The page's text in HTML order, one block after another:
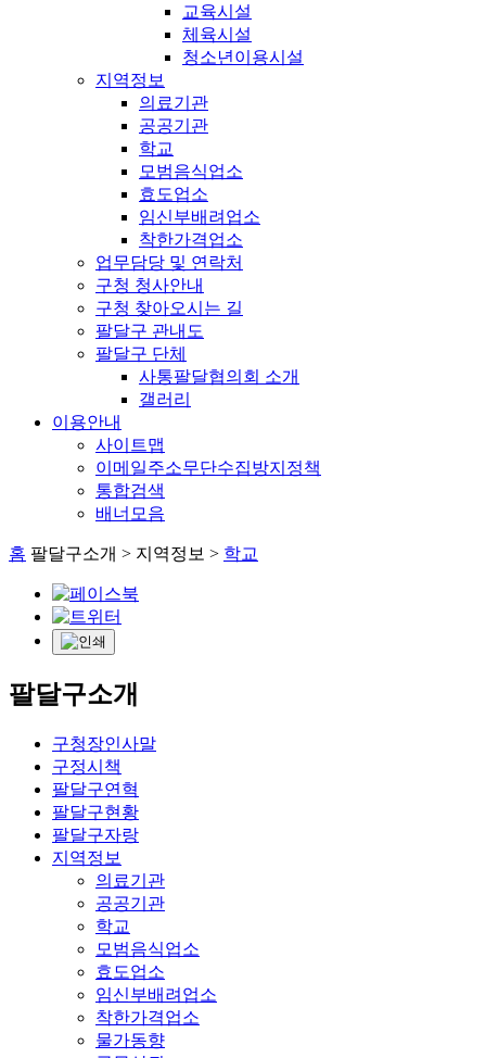
교육시설
체육시설
청소년이용시설
지역정보
의료기관
공공기관
학교
모범음식업소
효도업소
임신부배려업소
착한가격업소
업무담당 및 연락처
구청 청사안내
구청 찾아오시는 길
팔달구 관내도
팔달구 단체
사통팔달협의회 소개
갤러리
이용안내
사이트맵
이메일주소무단수집방지정책
통합검색
배너모음
홈 팔달구소개 > 지역정보 > 학교
팔달구소개
구청장인사말
구정시책
팔달구연혁
팔달구현황
팔달구자랑
지역정보
의료기관
공공기관
학교
모범음식업소
효도업소
임신부배려업소
착한가격업소
물가동향